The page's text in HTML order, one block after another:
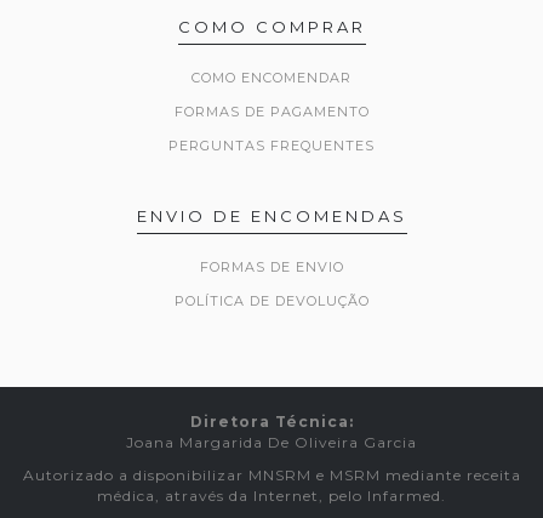
COMO COMPRAR
COMO ENCOMENDAR
FORMAS DE PAGAMENTO
PERGUNTAS FREQUENTES
ENVIO DE ENCOMENDAS
FORMAS DE ENVIO
POLÍTICA DE DEVOLUÇÃO
Diretora Técnica:
Joana Margarida De Oliveira Garcia
Autorizado a disponibilizar MNSRM e MSRM mediante receita
médica, através da Internet, pelo Infarmed.